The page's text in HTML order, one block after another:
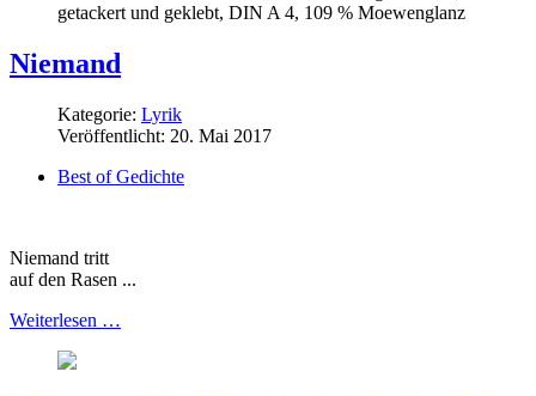
getackert und geklebt, DIN A 4, 109 % Moewenglanz
Niemand
Kategorie: Lyrik
Veröffentlicht: 20. Mai 2017
Best of Gedichte
Niemand tritt
auf den Rasen ...
Weiterlesen …